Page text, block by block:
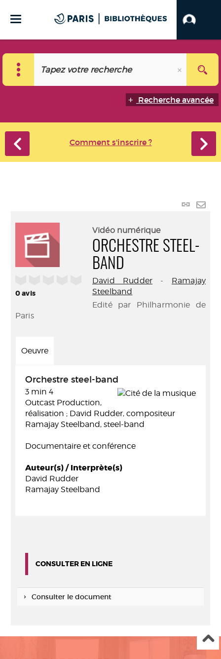
Recherche avancée
Comment s'inscrire ?
Lien
0avis
Vidéo numérique
ORCHESTRE STEEL-
BAND
David Rudder - Ramajay
Steelband
Edité par Philharmonie de
Paris
Oeuvre
Orchestre steel-band
3 min 4
Outcast Production,
réalisation ; David Rudder, compositeur
Ramajay Steelband, steel-band
Documentaire et conférence
Auteur(s) / Interprète(s)
David Rudder
Ramajay Steelband
CONSULTER EN LIGNE
Consulter le document